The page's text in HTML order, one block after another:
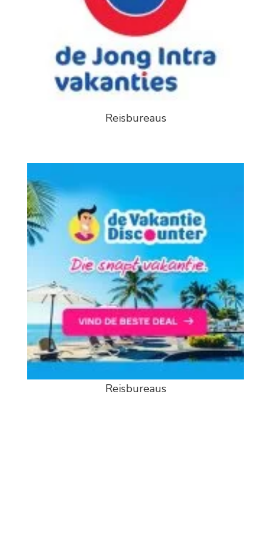
Reisbureaus
Reisbureaus